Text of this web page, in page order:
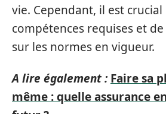
vie. Cependant, il est crucial
compétences requises et
sur les normes en vigueur.
A lire également : Faire sa
même : quelle assurance